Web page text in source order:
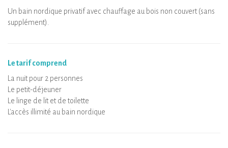
Un bain nordique privatif avec chauffage au bois non couvert (sans
supplément).
Le tarif comprend
La nuit pour 2 personnes
Le petit-déjeuner
Le linge de lit et de toilette
L'accès illimité au bain nordique